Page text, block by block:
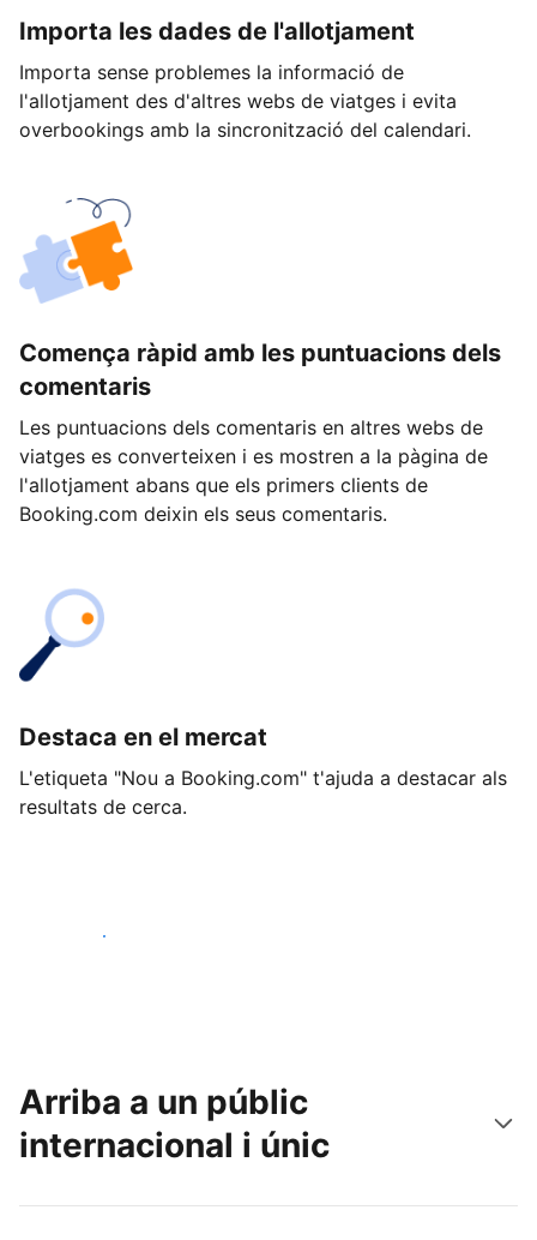
Importa les dades de l'allotjament
Importa sense problemes la informació de
l'allotjament des d'altres webs de viatges i evita
overbookings amb la sincronització del calendari.
Comença ràpid amb les puntuacions dels
comentaris
Les puntuacions dels comentaris en altres webs de
viatges es converteixen i es mostren a la pàgina de
l'allotjament abans que els primers clients de
Booking.com deixin els seus comentaris.
Destaca en el mercat
L'etiqueta "Nou a Booking.com" t'ajuda a destacar als
resultats de cerca.
Comença avui
Arriba a un públic
internacional i únic